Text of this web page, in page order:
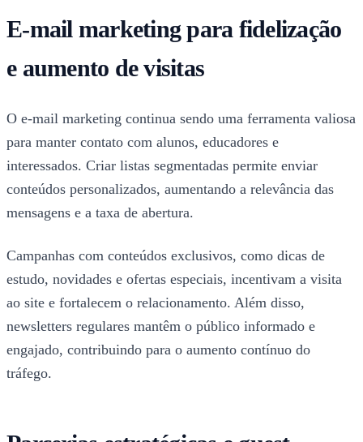
E-mail marketing para fidelização
e aumento de visitas
O e-mail marketing continua sendo uma ferramenta valiosa
para manter contato com alunos, educadores e
interessados. Criar listas segmentadas permite enviar
conteúdos personalizados, aumentando a relevância das
mensagens e a taxa de abertura.
Campanhas com conteúdos exclusivos, como dicas de
estudo, novidades e ofertas especiais, incentivam a visita
ao site e fortalecem o relacionamento. Além disso,
newsletters regulares mantêm o público informado e
engajado, contribuindo para o aumento contínuo do
tráfego.